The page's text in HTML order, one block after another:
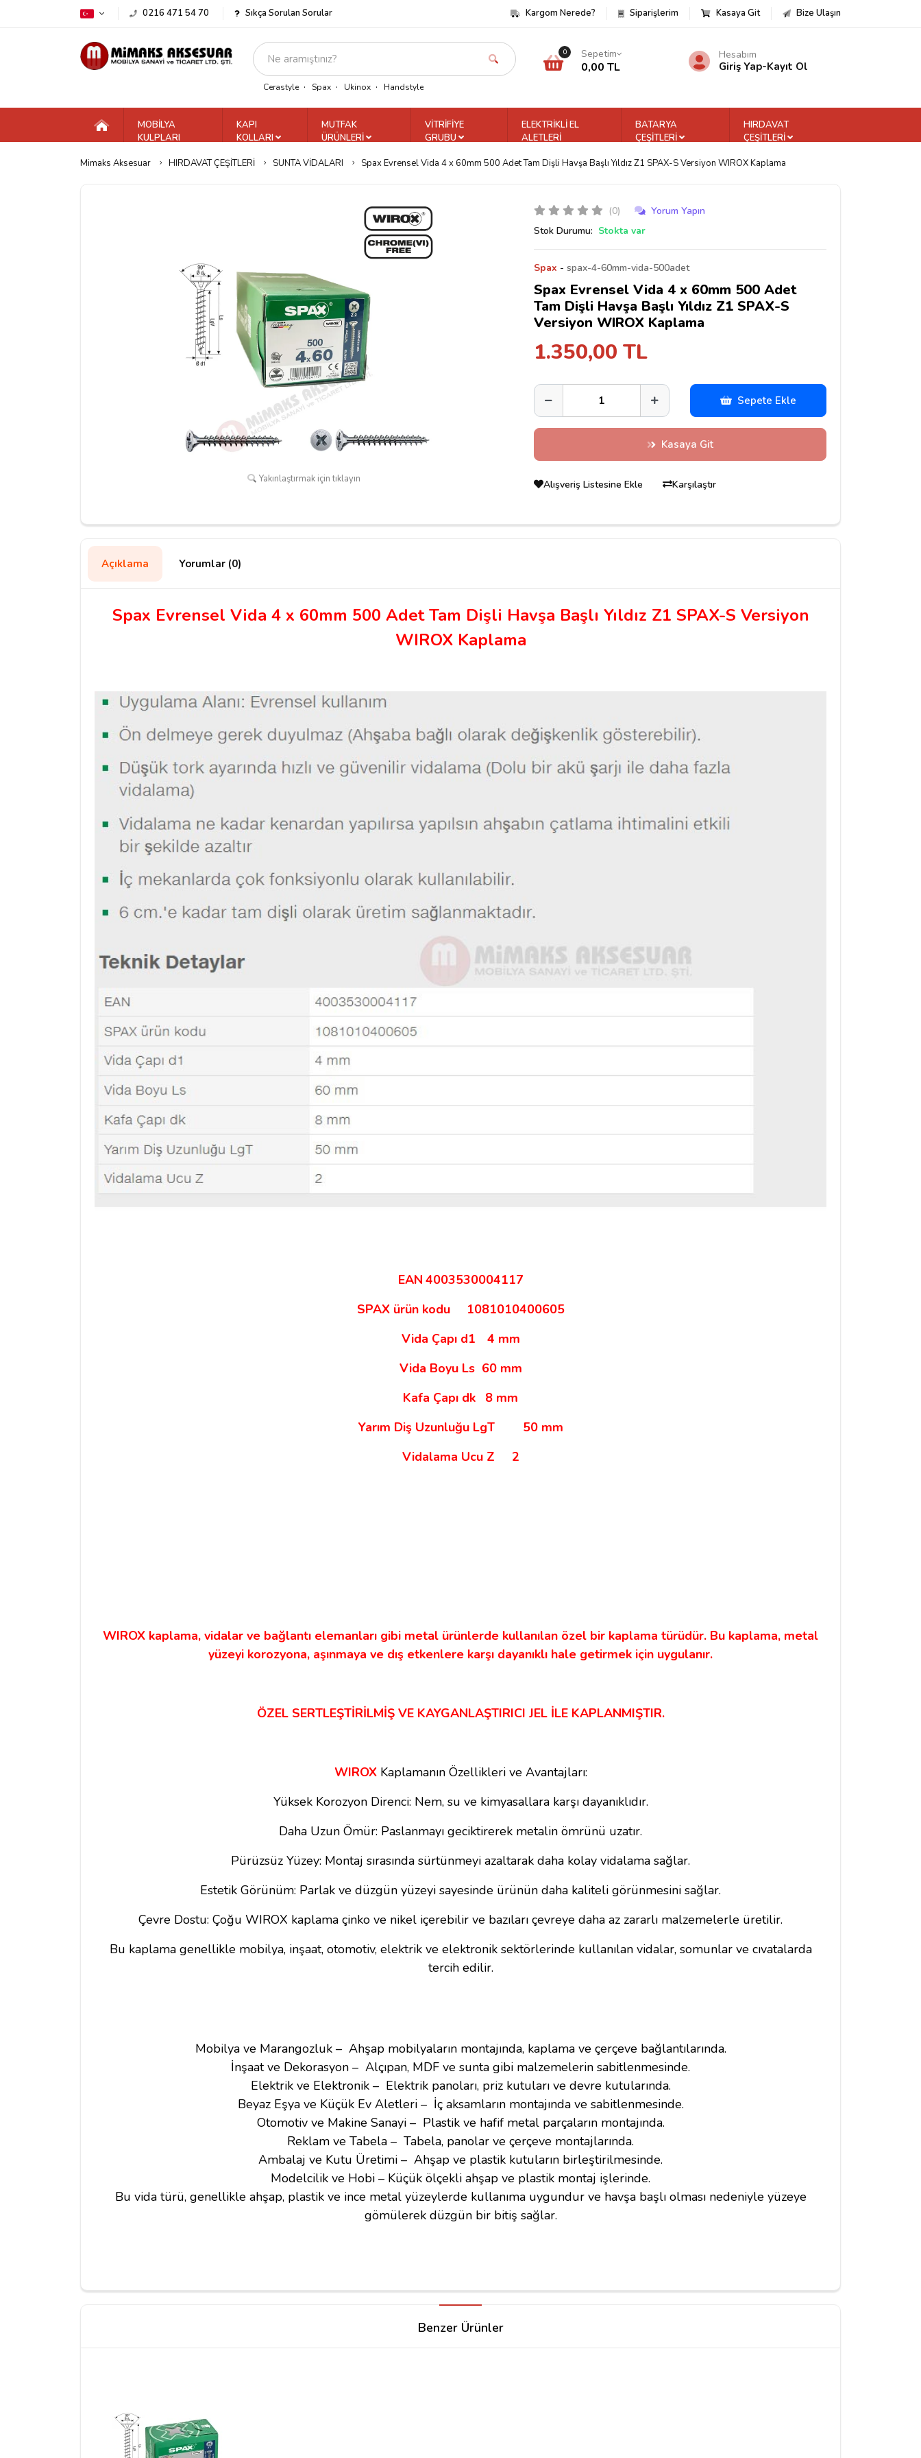
0216 471 54 70 Sıkça Sorulan Sorular Kargom Nerede? Siparişlerim Kasaya Git Bize Ulaşın
Cerastyle Spax Ukinox Handstyle
0 Sepetim
0,00 TL
Hesabım
Giriş Yap-Kayıt Ol
MOBİLYA
KULPLARI
KAPI
KOLLARI
MUTFAK
ÜRÜNLERİ
VİTRİFİYE
GRUBU
ELEKTRİKLİ EL
ALETLERİ
BATARYA
ÇEŞİTLERİ
HIRDAVAT
ÇEŞİTLERİ
Mimaks Aksesuar HIRDAVAT ÇEŞİTLERİ SUNTA VİDALARI Spax Evrensel Vida 4 x 60mm 500 Adet Tam Dişli Havşa Başlı Yıldız Z1 SPAX-S Versiyon WIROX Kaplama
Yakınlaştırmak için tıklayın
(0)
Yorum Yapın
Stok Durumu: Stokta var
Spax - spax-4-60mm-vida-500adet
Spax Evrensel Vida 4 x 60mm 500 Adet
Tam Dişli Havşa Başlı Yıldız Z1 SPAX-S
Versiyon WIROX Kaplama
1.350,00 TL
Sepete Ekle
Kasaya Git
Alışveriş Listesine Ekle Karşılaştır
Açıklama Yorumlar (0)
Spax Evrensel Vida 4 x 60mm 500 Adet Tam Dişli Havşa Başlı Yıldız Z1 SPAX-S Versiyon
WIROX Kaplama
EAN 4003530004117
SPAX ürün kodu
1081010400605
Vida Çapı d1
4 mm
Vida Boyu Ls 60 mm
Kafa Çapı dk
8 mm
Yarım Diş Uzunluğu LgT
50 mm
Vidalama Ucu Z
2
WIROX kaplama, vidalar ve bağlantı elemanları gibi metal ürünlerde kullanılan özel bir kaplama türüdür. Bu kaplama, metal
yüzeyi korozyona, aşınmaya ve dış etkenlere karşı dayanıklı hale getirmek için uygulanır.
ÖZEL SERTLEŞTİRİLMİŞ VE KAYGANLAŞTIRICI JEL İLE KAPLANMIŞTIR.
WIROXKaplamanın Özellikleri ve Avantajları:
Yüksek Korozyon Direnci: Nem, su ve kimyasallara karşı dayanıklıdır.
Daha Uzun Ömür: Paslanmayı geciktirerek metalin ömrünü uzatır.
Pürüzsüz Yüzey: Montaj sırasında sürtünmeyi azaltarak daha kolay vidalama sağlar.
Estetik Görünüm: Parlak ve düzgün yüzeyi sayesinde ürünün daha kaliteli görünmesini sağlar.
Çevre Dostu: Çoğu WIROX kaplama çinko ve nikel içerebilir ve bazıları çevreye daha az zararlı malzemelerle üretilir.
Bu kaplama genellikle mobilya, inşaat, otomotiv, elektrik ve elektronik sektörlerinde kullanılan vidalar, somunlar ve cıvatalarda
tercih edilir.
Mobilya ve Marangozluk – Ahşap mobilyaların montajında, kaplama ve çerçeve bağlantılarında.
İnşaat ve Dekorasyon – Alçıpan, MDF ve sunta gibi malzemelerin sabitlenmesinde.
Elektrik ve Elektronik – Elektrik panoları, priz kutuları ve devre kutularında.
Beyaz Eşya ve Küçük Ev Aletleri – İç aksamların montajında ve sabitlenmesinde.
Otomotiv ve Makine Sanayi – Plastik ve hafif metal parçaların montajında.
Reklam ve Tabela – Tabela, panolar ve çerçeve montajlarında.
Ambalaj ve Kutu Üretimi – Ahşap ve plastik kutuların birleştirilmesinde.
Modelcilik ve Hobi – Küçük ölçekli ahşap ve plastik montaj işlerinde.
Bu vida türü, genellikle ahşap, plastik ve ince metal yüzeylerde kullanıma uygundur ve havşa başlı olması nedeniyle yüzeye
gömülerek düzgün bir bitiş sağlar.
Yorumunuz*
Benzer Ürünler